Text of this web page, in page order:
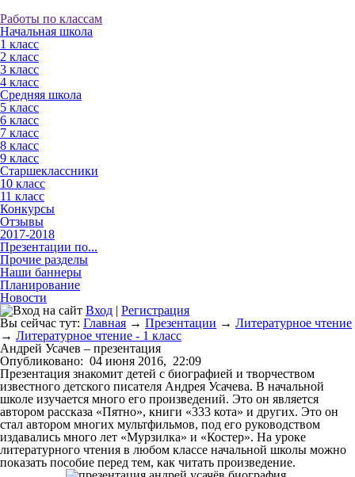
Работы по классам
Начальная школа
1 класс
2 класс
3 класс
4 класс
Средняя школа
5 класс
6 класс
7 класс
8 класс
9 класс
Старшеклассники
10 класс
11 класс
Конкурсы
Отзывы
2017-2018
Презентации по...
Прочие разделы
Наши баннеры
Планирование
Новости
Вход | Регистрация
Вы сейчас тут: Главная → Презентации → Литературное чтение
→ Литературное чтение - 1 класс
Андрей Усачев – презентация
Опубликовано: 04 июня 2016, 22:09
Презентация знакомит детей с биографией и творчеством
известного детского писателя Андрея Усачева. В начальной
школе изучается много его произведений. Это он является
автором рассказа «Пятно», книги «333 кота» и других. Это он
стал автором многих мультфильмов, под его руководством
издавались много лет «Мурзилка» и «Костер». На уроке
литературного чтения в любом классе начальной школы можно
показать пособие перед тем, как читать произведение.